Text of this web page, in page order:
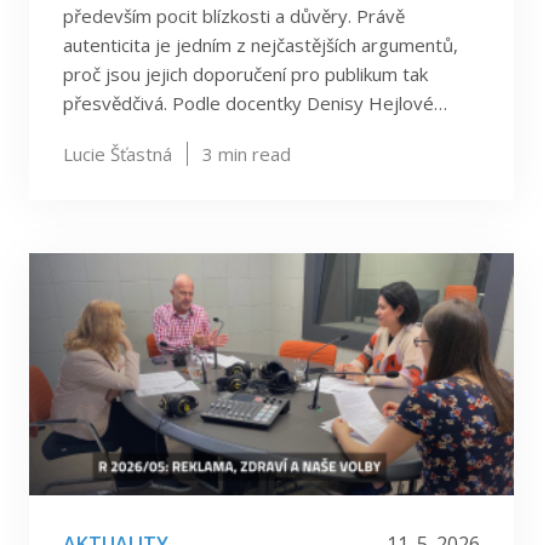
především pocit blízkosti a důvěry. Právě
autenticita je jedním z nejčastějších argumentů,
proč jsou jejich doporučení pro publikum tak
přesvědčivá. Podle docentky Denisy Hejlové…
Lucie Šťastná 3 min read